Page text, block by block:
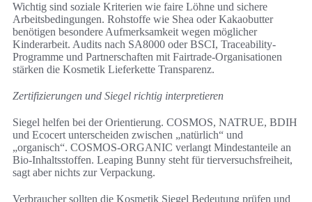
Wichtig sind soziale Kriterien wie faire Löhne und sichere
Arbeitsbedingungen. Rohstoffe wie Shea oder Kakaobutter
benötigen besondere Aufmerksamkeit wegen möglicher
Kinderarbeit. Audits nach SA8000 oder BSCI, Traceability-
Programme und Partnerschaften mit Fairtrade-Organisationen
stärken die Kosmetik Lieferkette Transparenz.
Zertifizierungen und Siegel richtig interpretieren
Siegel helfen bei der Orientierung. COSMOS, NATRUE, BDIH
und Ecocert unterscheiden zwischen „natürlich“ und
„organisch“. COSMOS-ORGANIC verlangt Mindestanteile an
Bio-Inhaltsstoffen. Leaping Bunny steht für tierversuchsfreiheit,
sagt aber nichts zur Verpackung.
Verbraucher sollten die Kosmetik Siegel Bedeutung prüfen und